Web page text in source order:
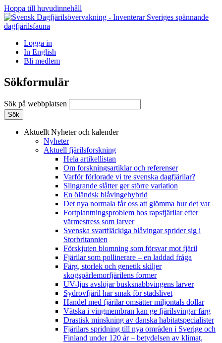
Hoppa till huvudinnehåll
Logga in
In English
Bli medlem
Sökformulär
Sök på webbplatsen
Aktuellt Nyheter och kalender
Nyheter
Aktuell fjärilsforskning
Hela artikellistan
Om forskningsartiklar och referenser
Varför förlorade vi tre svenska dagfjärilar?
Slingrande slåtter ger större variation
En öländsk blåvingehybrid
Det nya normala får oss att glömma hur det var
Fortplantningsproblem hos rapsfjärilar efter
värmestress som larver
Svenska svartfläckiga blåvingar sprider sig i
Storbritannien
Förskjuten blomning som försvar mot fjäril
Fjärilar som pollinerare – en laddad fråga
Färg, storlek och genetik skiljer
skogspärlemorfjärilens former
UV-ljus avslöjar busksnabbvingens larver
Sydrovfjäril har smak för stadslivet
Handel med fjärilar omsätter miljontals dollar
Vätska i vingmembran kan ge fjärilsvingar färg
Drastisk minskning av danska habitatspecialister
Fjärilars spridning till nya områden i Sverige och
Finland under 120 år– betydelsen av klimat,